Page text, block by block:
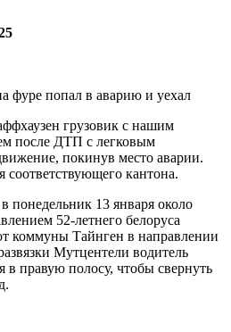
грузовик с нашим
после ДТП с легковым
покинув место аварии.
кантона.
понедельник 13 января около
52-летнего белоруса
коммуны Тайнген в направлении
Мутцентели водитель
в правую полосу, чтобы свернуть